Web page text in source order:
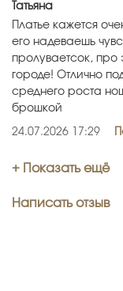
Татьяна
Платье кажется
его надеваешь
пролуваетсок, про
городе! Отлично
среднего роста
брошкой
24.07.2026 17:29
+ Показать ещё
Написать отзыв